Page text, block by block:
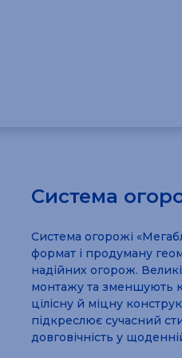
Система
Система огорожі
формат і продуману
надійних огорож.
монтажу та зменшують
цілісну й міцну
підкреслює сучасний
довговічність у